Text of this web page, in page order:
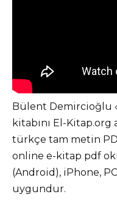
Bülent Demircioğlu
kitabını El-
türkçe tam metin
online e-kitap pdf
(Android), iPhone,
uygundur.